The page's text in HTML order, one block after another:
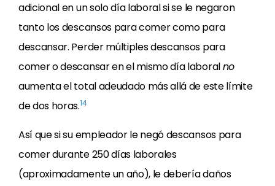
adicional en un solo día laboral si se le negaron
tanto los descansos para comer como para
descansar. Perder múltiples descansos para
comer o descansar en el mismo día laboralno
aumenta el total adeudado más allá de este límite
de dos horas.14
Así que si su empleador le negó descansos para
comer durante 250 días laborales
(aproximadamente un año), le debería daños